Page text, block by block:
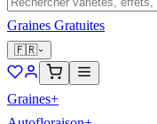
Graines Gratuites
🇫🇷
Graines+